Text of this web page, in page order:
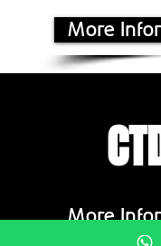
More
More